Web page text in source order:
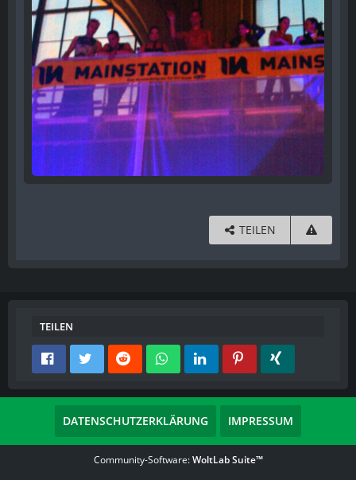
TEILEN
TEILEN
DATENSCHUTZERKLÄRUNG IMPRESSUM
Community-Software:WoltLab Suite™